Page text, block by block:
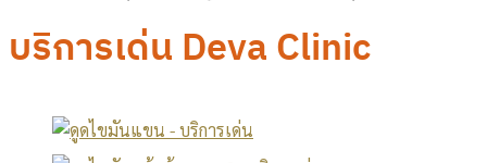
บริการเด่น Deva Clinic